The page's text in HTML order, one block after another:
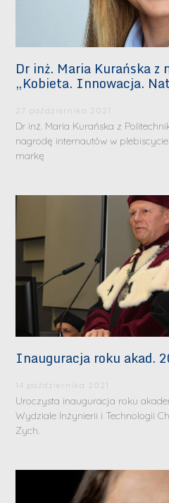
Dr inż. Maria Kurańska z
„Kobieta. Innowacja.
27 października 2021
Dr inż. Maria Kurańska z
nagrodę internautów w
markę
Inauguracja roku akad.
14 października 2021
Uroczysta inauguracja roku
Wydziale Inżynierii i Technologii
Zych.